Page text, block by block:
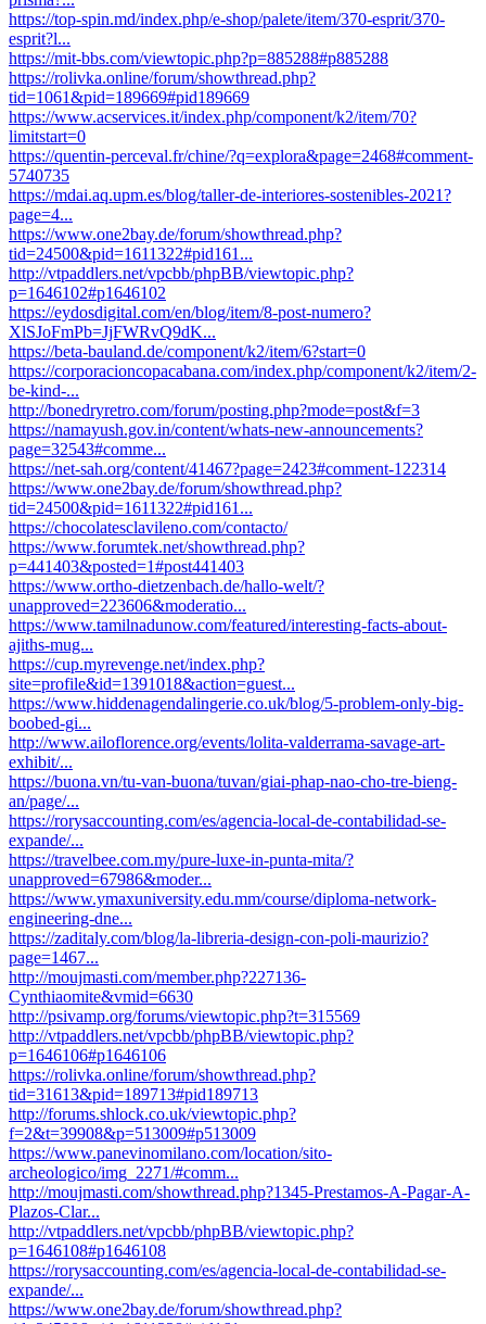
https://top-spin.md/index.php/e-shop/palete/item/370-esprit/370-
esprit?l...
https://mit-bbs.com/viewtopic.php?p=885288#p885288
https://rolivka.online/forum/showthread.php?
tid=1061&pid=189669#pid189669
https://www.acservices.it/index.php/component/k2/item/70?
limitstart=0
https://quentin-perceval.fr/chine/?q=explora&page=2468#comment-
5740735
https://mdai.aq.upm.es/blog/taller-de-interiores-sostenibles-2021?
page=4...
https://www.one2bay.de/forum/showthread.php?
tid=24500&pid=1611322#pid161...
http://vtpaddlers.net/vpcbb/phpBB/viewtopic.php?
p=1646102#p1646102
https://eydosdigital.com/en/blog/item/8-post-numero?
XlSJoFmPb=JjFWRvQ9dK...
https://beta-bauland.de/component/k2/item/6?start=0
https://corporacioncopacabana.com/index.php/component/k2/item/2-
be-kind-...
http://bonedryretro.com/forum/posting.php?mode=post&f=3
https://namayush.gov.in/content/whats-new-announcements?
page=32543#comme...
https://net-sah.org/content/41467?page=2423#comment-122314
https://www.one2bay.de/forum/showthread.php?
tid=24500&pid=1611322#pid161...
https://chocolatesclavileno.com/contacto/
https://www.forumtek.net/showthread.php?
p=441403&posted=1#post441403
https://www.ortho-dietzenbach.de/hallo-welt/?
unapproved=223606&moderatio...
https://www.tamilnadunow.com/featured/interesting-facts-about-
ajiths-mug...
https://cup.myrevenge.net/index.php?
site=profile&id=1391018&action=guest...
https://www.hiddenagendalingerie.co.uk/blog/5-problem-only-big-
boobed-gi...
http://www.ailoflorence.org/events/lolita-valderrama-savage-art-
exhibit/...
https://buona.vn/tu-van-buona/tuvan/giai-phap-nao-cho-tre-bieng-
an/page/...
https://rorysaccounting.com/es/agencia-local-de-contabilidad-se-
expande/...
https://travelbee.com.my/pure-luxe-in-punta-mita/?
unapproved=67986&moder...
https://www.ymaxuniversity.edu.mm/course/diploma-network-
engineering-dne...
https://zaditaly.com/blog/la-libreria-design-con-poli-maurizio?
page=1467...
http://moujmasti.com/member.php?227136-
Cynthiaomite&vmid=6630
http://psivamp.org/forums/viewtopic.php?t=315569
http://vtpaddlers.net/vpcbb/phpBB/viewtopic.php?
p=1646106#p1646106
https://rolivka.online/forum/showthread.php?
tid=31613&pid=189713#pid189713
http://forums.shlock.co.uk/viewtopic.php?
f=2&t=39908&p=513009#p513009
https://www.panevinomilano.com/location/sito-
archeologico/img_2271/#comm...
http://moujmasti.com/showthread.php?1345-Prestamos-A-Pagar-A-
Plazos-Clar...
http://vtpaddlers.net/vpcbb/phpBB/viewtopic.php?
p=1646108#p1646108
https://rorysaccounting.com/es/agencia-local-de-contabilidad-se-
expande/...
https://www.one2bay.de/forum/showthread.php?